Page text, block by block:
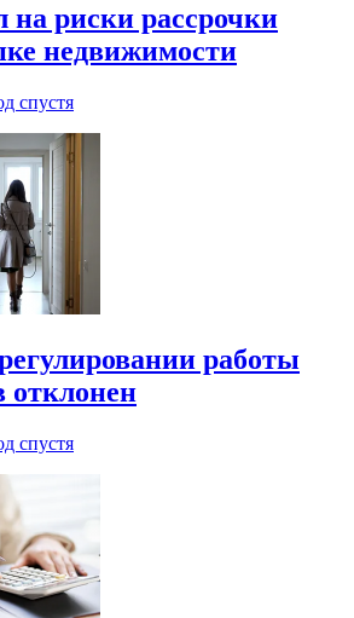
на риски рассрочки
недвижимости
спустя
работы
отклонен
спустя